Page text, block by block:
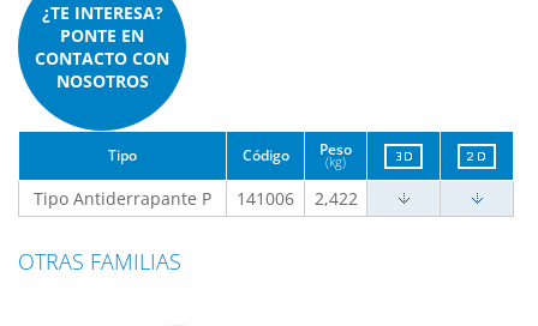
¿TE INTERESA?
PONTE EN
CONTACTO CON
NOSOTROS
Tipo Código Peso
(kg)
Tipo Antiderrapante P 141006 2,422
OTRAS FAMILIAS